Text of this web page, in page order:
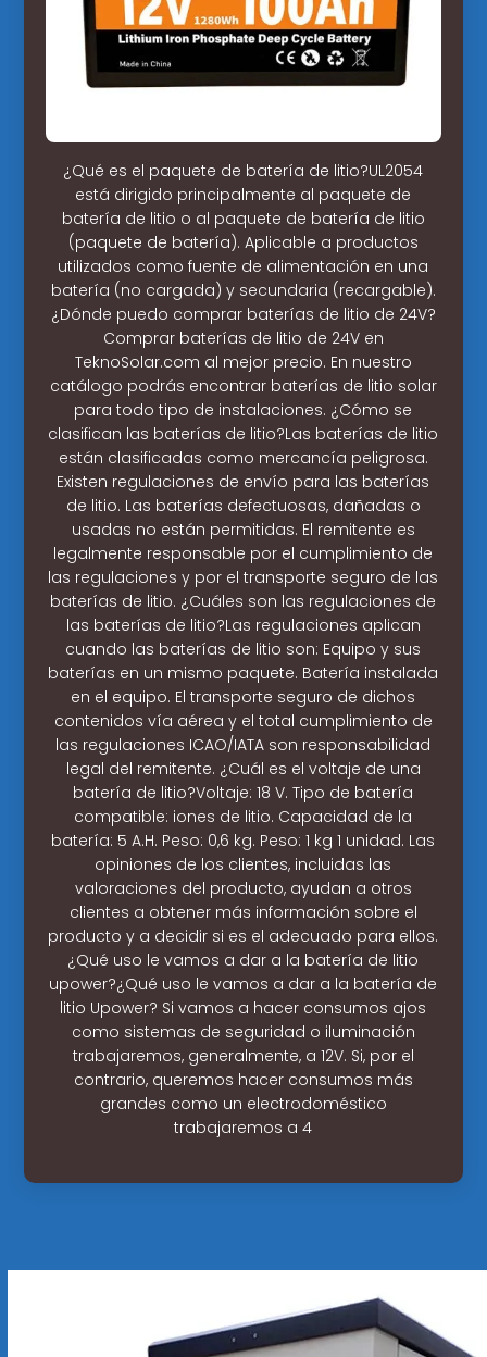
¿Qué es el paquete de batería de litio?UL2054
está dirigido principalmente al paquete de
batería de litio o al paquete de batería de litio
(paquete de batería). Aplicable a productos
utilizados como fuente de alimentación en una
batería (no cargada) y secundaria (recargable).
¿Dónde puedo comprar baterías de litio de 24V?
Comprar baterías de litio de 24V en
TeknoSolar.com al mejor precio. En nuestro
catálogo podrás encontrar baterías de litio solar
para todo tipo de instalaciones. ¿Cómo se
clasifican las baterías de litio?Las baterías de litio
están clasificadas como mercancía peligrosa.
Existen regulaciones de envío para las baterías
de litio. Las baterías defectuosas, dañadas o
usadas no están permitidas. El remitente es
legalmente responsable por el cumplimiento de
las regulaciones y por el transporte seguro de las
baterías de litio. ¿Cuáles son las regulaciones de
las baterías de litio?Las regulaciones aplican
cuando las baterías de litio son: Equipo y sus
baterías en un mismo paquete. Batería instalada
en el equipo. El transporte seguro de dichos
contenidos vía aérea y el total cumplimiento de
las regulaciones ICAO/IATA son responsabilidad
legal del remitente. ¿Cuál es el voltaje de una
batería de litio?Voltaje: 18 V. Tipo de batería
compatible: iones de litio. Capacidad de la
batería: 5 A.H. Peso: 0,6 kg. Peso: 1 kg 1 unidad. Las
opiniones de los clientes, incluidas las
valoraciones del producto, ayudan a otros
clientes a obtener más información sobre el
producto y a decidir si es el adecuado para ellos.
¿Qué uso le vamos a dar a la batería de litio
upower?¿Qué uso le vamos a dar a la batería de
litio Upower? Si vamos a hacer consumos ajos
como sistemas de seguridad o iluminación
trabajaremos, generalmente, a 12V. Si, por el
contrario, queremos hacer consumos más
grandes como un electrodoméstico
trabajaremos a 4